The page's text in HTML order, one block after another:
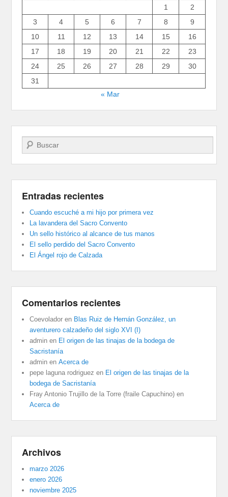
1
2
3
4 5 6 7 8
9
10
11 12 13 14 15
16
17
18 19 20 21 22
23
24
25 26 27 28 29
30
31
« Mar
Buscar
Entradas recientes
Cuando escuché a mi hijo por primera vez
La lavandera del Sacro Convento
Un sello histórico al alcance de tus manos
El sello perdido del Sacro Convento
El Ángel rojo de Calzada
Comentarios recientes
Coevolador en Blas Ruiz de Hernán González, un
aventurero calzadeño del siglo XVI (I)
admin en El origen de las tinajas de la bodega de
Sacristanía
admin enAcerca de
pepe laguna rodriguez en El origen de las tinajas de la
bodega de Sacristanía
Fray Antonio Trujillo de la Torre (fraile Capuchino) en
Acerca de
Archivos
marzo 2026
enero 2026
noviembre 2025